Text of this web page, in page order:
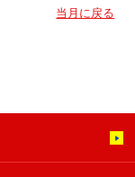
当月に戻る